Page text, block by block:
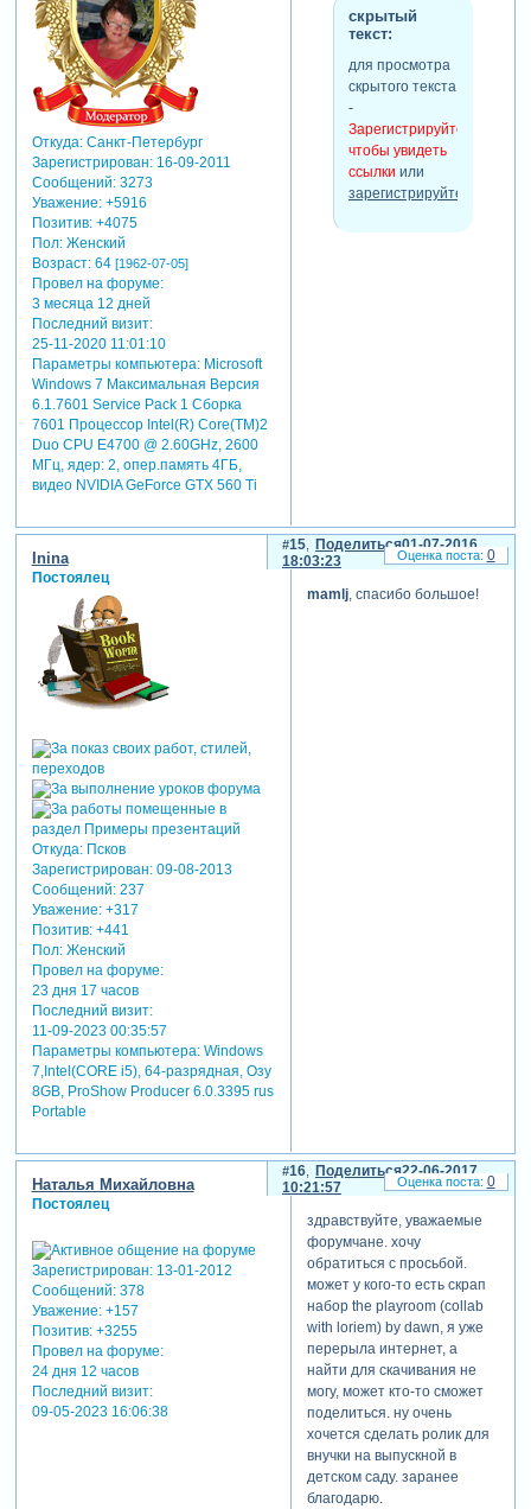
Откуда:Санкт-Петербург
Зарегистрирован: 16-09-2011
Сообщений:3273
Уважение: +5916
Позитив: +4075
Пол:Женский
Возраст:64 [1962-07-05]
Провел на форуме:
3 месяца 12 дней
Последний визит:
25-11-2020 11:01:10
Параметры компьютера:Microsoft
Windows 7 Максимальная Версия
6.1.7601 Service Pack 1 Сборка
7601 Процессор Intel(R) Core(TM)2
Duo CPU E4700 @ 2.60GHz, 2600
МГц, ядер: 2, опер.память 4ГБ,
видео NVIDIA GeForce GTX 560 Ti
скрытый
текст:
для просмотра
скрытого текста
-
Зарегистрируйтесь,
чтобы увидеть
ссылки или
зарегистрируйтесь
Поделиться
15
01-07-2016
18:03:23
Inina
Постоялец
Откуда:Псков
Зарегистрирован: 09-08-2013
Сообщений:237
Уважение: +317
Позитив: +441
Пол:Женский
Провел на форуме:
23 дня 17 часов
Последний визит:
11-09-2023 00:35:57
Параметры компьютера:Windows
7,Intel(CORE i5), 64-разрядная, Озу
8GB, ProShow Producer 6.0.3395 rus
Portable
mamlj, спасибо большое!
0
Поделиться
16
22-06-2017
10:21:57
Наталья Михайловна
Постоялец
Зарегистрирован: 13-01-2012
Сообщений:378
Уважение: +157
Позитив: +3255
Провел на форуме:
24 дня 12 часов
Последний визит:
09-05-2023 16:06:38
здравствуйте, уважаемые
форумчане. хочу
обратиться с просьбой.
может у кого-то есть скрап
набор the playroom (collab
with loriem) by dawn, я уже
перерыла интернет, а
найти для скачивания не
могу, может кто-то сможет
поделиться. ну очень
хочется сделать ролик для
внучки на выпускной в
детском саду. заранее
благодарю.
0